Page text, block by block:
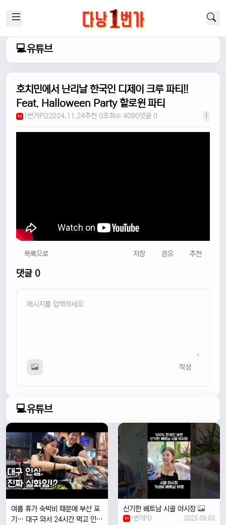
💻유튜브
호치민에서 난리날 한국인 디제이 크루 파티!!
Feat. Halloween Party 할로윈 파티
M 1번가PD2024.11.24추천 0조회수 4090댓글 0
목록으로 저장 공유 추천
댓글 0
작성
💻유튜브
여름 휴가 숙박비 때문에 부산 포
기… 대구 와서 24시간 먹고 인생
신기한 베트남 시골 야시장
M 1번가PD 2025.09.03